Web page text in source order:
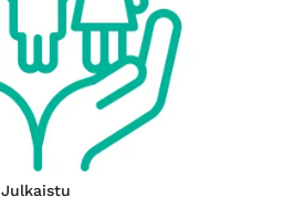
Julkaistu